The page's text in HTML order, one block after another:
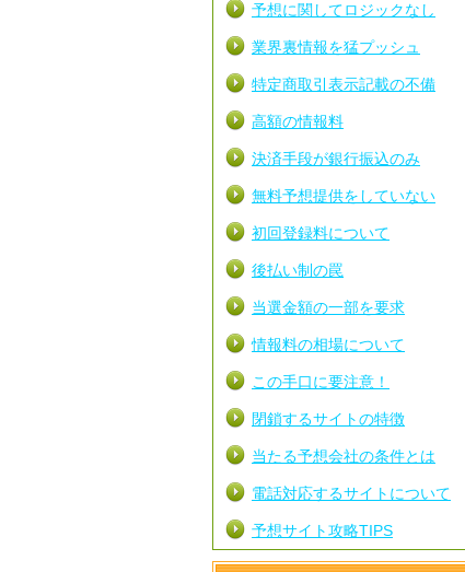
予想に関してロジックなし
業界裏情報を猛プッシュ
特定商取引表示記載の不備
高額の情報料
決済手段が銀行振込のみ
無料予想提供をしていない
初回登録料について
後払い制の罠
当選金額の一部を要求
情報料の相場について
この手口に要注意！
閉鎖するサイトの特徴
当たる予想会社の条件とは
電話対応するサイトについて
予想サイト攻略TIPS